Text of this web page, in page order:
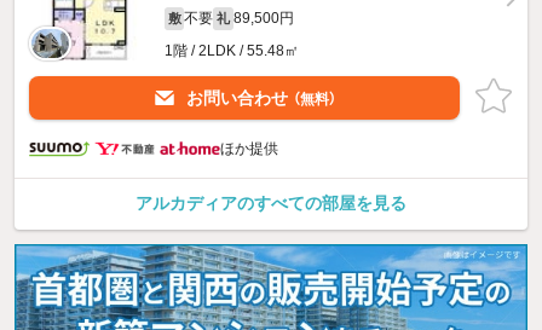
敷 不要 礼 89,500円
1階 / 2LDK / 55.48㎡
お問い合わせ （無料）
ほか提供
アルカディアのすべての部屋を見る